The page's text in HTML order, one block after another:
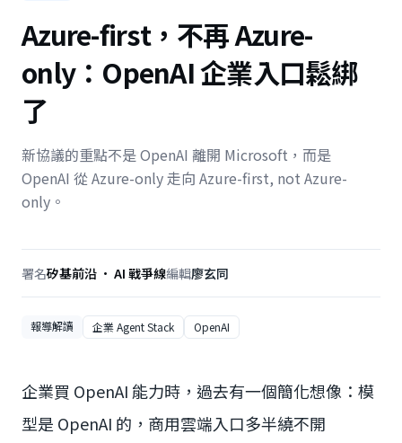
Azure-first，不再 Azure-
only：OpenAI 企業入口鬆綁
了
新協議的重點不是 OpenAI 離開 Microsoft，而是
OpenAI 從 Azure-only 走向 Azure-first, not Azure-
only。
署名矽基前沿 · AI 戰爭線編輯廖玄同
報導解讀 企業 Agent Stack OpenAI
企業買 OpenAI 能力時，過去有一個簡化想像：模
型是 OpenAI 的，商用雲端入口多半繞不開